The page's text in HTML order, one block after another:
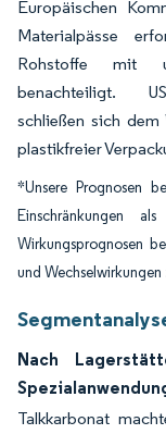
Europäischen
Materialpässe
Rohstoffe mit
benachteiligt.
schließen sich dem
plastikfreier
*Unsere Prognosen
Einschränkungen
Wirkungsprognosen
und
Nach
Talkkarbonat